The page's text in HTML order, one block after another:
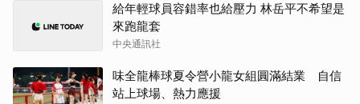
給年輕球員容錯率也給壓力 林岳平不希望是
來跑龍套
中央通訊社
味全龍棒球夏令營小龍女組圓滿結業 自信
站上球場、熱力應援